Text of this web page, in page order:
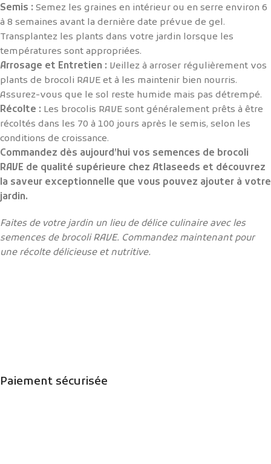
Semis : Semez les graines en intérieur ou en serre environ 6
à 8 semaines avant la dernière date prévue de gel.
Transplantez les plants dans votre jardin lorsque les
températures sont appropriées.
Arrosage et Entretien : Veillez à arroser régulièrement vos
plants de brocoli RAVE et à les maintenir bien nourris.
Assurez-vous que le sol reste humide mais pas détrempé.
Récolte : Les brocolis RAVE sont généralement prêts à être
récoltés dans les 70 à 100 jours après le semis, selon les
conditions de croissance.
Commandez dès aujourd’hui vos semences de brocoli
RAVE de qualité supérieure chez Atlaseeds et découvrez
la saveur exceptionnelle que vous pouvez ajouter à votre
jardin.
Faites de votre jardin un lieu de délice culinaire avec les
semences de brocoli RAVE. Commandez maintenant pour
une récolte délicieuse et nutritive.
Paiement sécurisée